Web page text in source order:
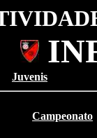
Juvenis
Campeonato